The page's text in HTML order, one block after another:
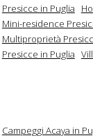
Presicce in Puglia
Mini-residence
Multiproprietà
Presicce in Puglia
Campeggi Acaya in